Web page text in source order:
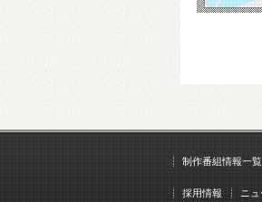
制作番組情報一覧
採用情報 ニ